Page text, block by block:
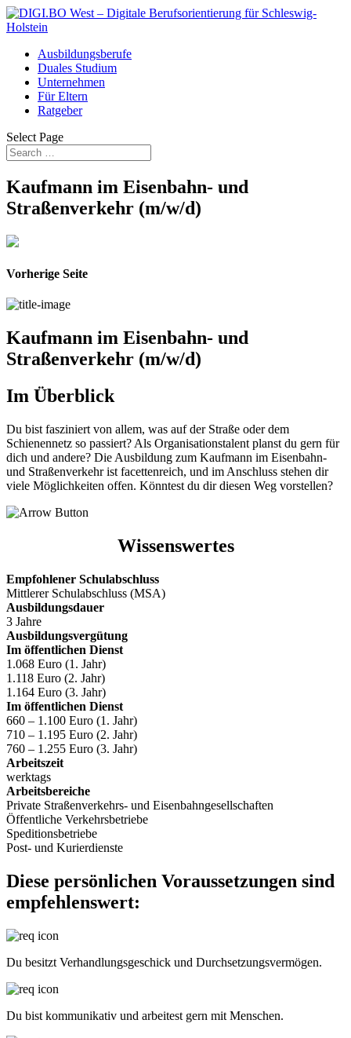
Ausbildungsberufe
Duales Studium
Unternehmen
Für Eltern
Ratgeber
Select Page
Kaufmann im Eisenbahn- und
Straßenverkehr (m/w/d)
Vorherige Seite
Kaufmann im Eisenbahn- und
Straßenverkehr (m/w/d)
Im Überblick
Du bist fasziniert von allem, was auf der Straße oder dem
Schienennetz so passiert? Als Organisationstalent planst du gern für
dich und andere? Die Ausbildung zum Kaufmann im Eisenbahn-
und Straßenverkehr ist facettenreich, und im Anschluss stehen dir
viele Möglichkeiten offen. Könntest du dir diesen Weg vorstellen?
Wissenswertes
Empfohlener Schulabschluss
Mittlerer Schulabschluss (MSA)
Ausbildungsdauer
3 Jahre
Ausbildungsvergütung
Im öffentlichen Dienst
1.068 Euro (1. Jahr)
1.118 Euro (2. Jahr)
1.164 Euro (3. Jahr)
Im öffentlichen Dienst
660 – 1.100 Euro (1. Jahr)
710 – 1.195 Euro (2. Jahr)
760 – 1.255 Euro (3. Jahr)
Arbeitszeit
werktags
Arbeitsbereiche
Private Straßenverkehrs- und Eisenbahngesellschaften
Öffentliche Verkehrsbetriebe
Speditionsbetriebe
Post- und Kurierdienste
Diese persönlichen Voraussetzungen sind
empfehlenswert:
Du besitzt Verhandlungsgeschick und Durchsetzungsvermögen.
Du bist kommunikativ und arbeitest gern mit Menschen.